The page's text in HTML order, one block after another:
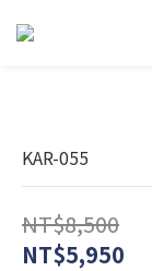
KAR-055
NT$8,500
NT$5,950